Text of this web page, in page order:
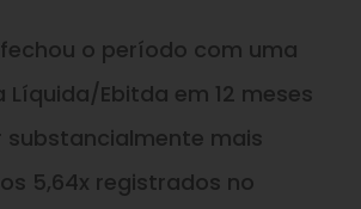
fechou o período com uma
Líquida/Ebitda em 12 meses
substancialmente mais
5,64x registrados no